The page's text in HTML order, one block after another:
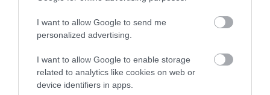
I want to allow Google to send me
personalized advertising.
I want to allow Google to enable storage
related to analytics like cookies on web or
device identifiers in apps.
παραμείνει ο κύριος Βουραζέρης και σε
συνεργασία με τον δήμο να το υλοποιήσει
αυτό. Πρέπει να πάμε μπροστά .
ΑΠΆΝΤΗΣΗ